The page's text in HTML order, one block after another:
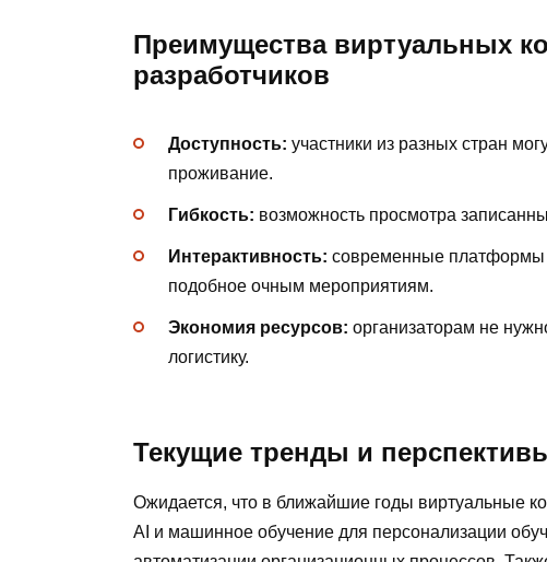
Преимущества виртуальных
разработчиков
Доступность: участники из разных стран
проживание.
Гибкость: возможность просмотра
Интерактивность: современные платформы
подобное очным мероприятиям.
Экономия ресурсов: организаторам не
логистику.
Текущие тренды и
Ожидается, что в ближайшие годы виртуальные
AI и машинное обучение для персонализации